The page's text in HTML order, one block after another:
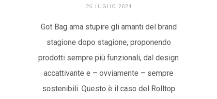
26 LUGLIO 2024
Got Bag ama stupire gli amanti del brand
stagione dopo stagione, proponendo
prodotti sempre più funzionali, dal design
accattivante e – ovviamente – sempre
sostenibili. Questo è il caso del Rolltop